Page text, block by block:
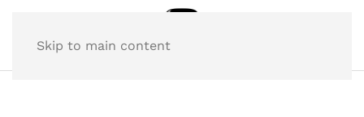
Skip to main content